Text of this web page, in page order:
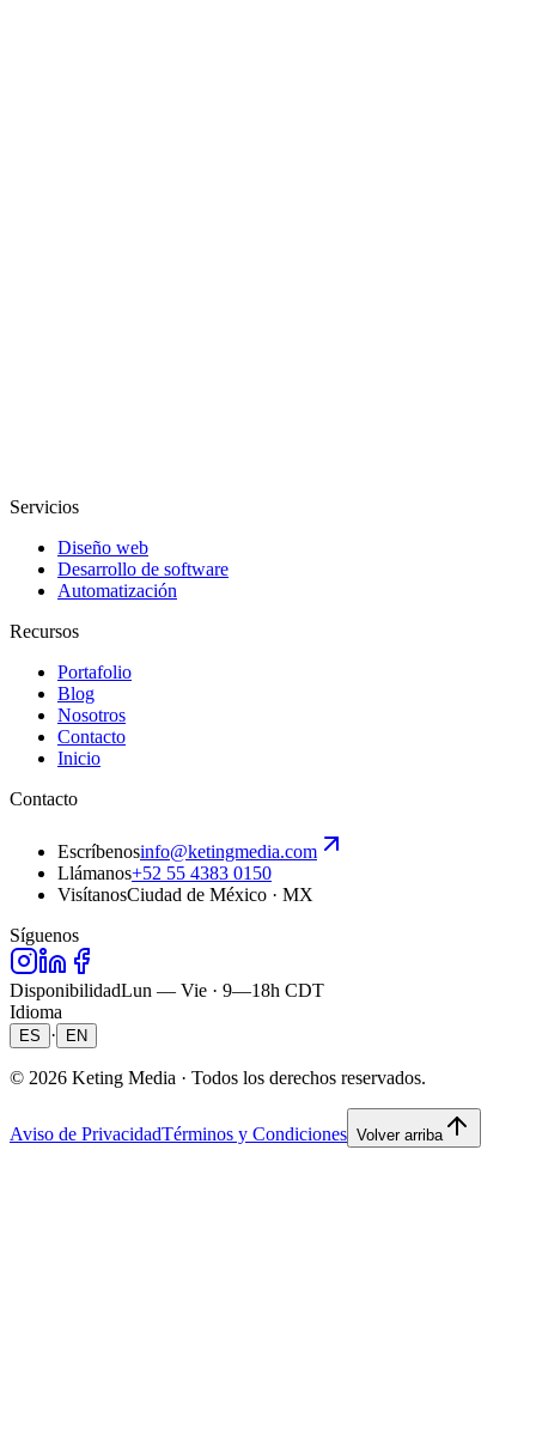
Servicios
Diseño web
Desarrollo de software
Automatización
Recursos
Portafolio
Blog
Nosotros
Contacto
Inicio
Contacto
Escríbenosinfo@ketingmedia.com
Llámanos+52 55 4383 0150
VisítanosCiudad de México · MX
Síguenos
DisponibilidadLun — Vie · 9—18h CDT
Idioma
ES · EN
© 2026 Keting Media · Todos los derechos reservados.
Aviso de PrivacidadTérminos y Condiciones Volver arriba